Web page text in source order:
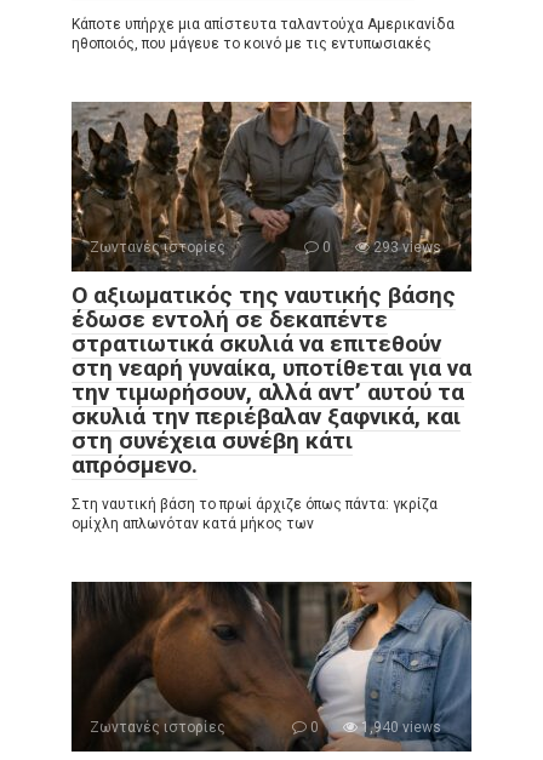
Κάποτε υπήρχε μια απίστευτα ταλαντούχα Αμερικανίδα
ηθοποιός, που μάγευε το κοινό με τις εντυπωσιακές
Ζωντανές ιστορίες 0 293 views
Ο αξιωματικός της ναυτικής βάσης
έδωσε εντολή σε δεκαπέντε
στρατιωτικά σκυλιά να επιτεθούν
στη νεαρή γυναίκα, υποτίθεται για να
την τιμωρήσουν, αλλά αντ’ αυτού τα
σκυλιά την περιέβαλαν ξαφνικά, και
στη συνέχεια συνέβη κάτι
απρόσμενο.
Στη ναυτική βάση το πρωί άρχιζε όπως πάντα: γκρίζα
ομίχλη απλωνόταν κατά μήκος των
Ζωντανές ιστορίες 0 1,940 views